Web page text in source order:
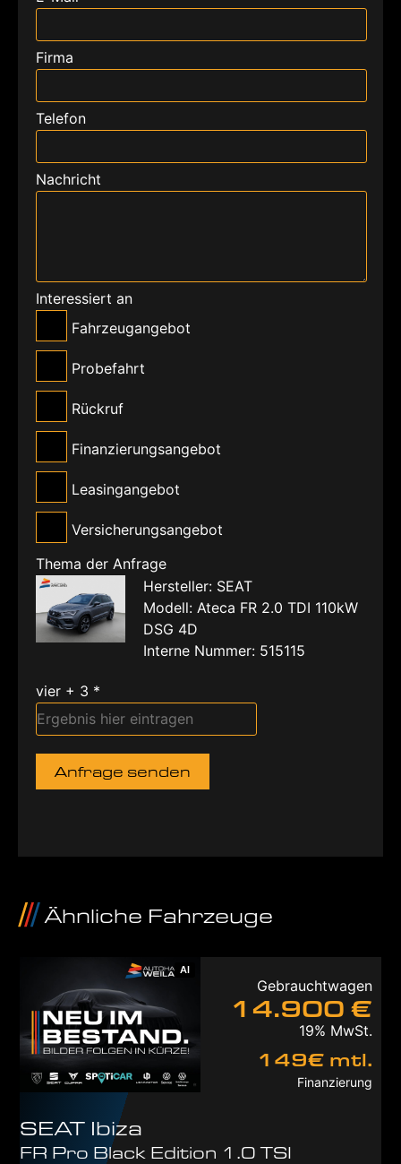
Firma
Telefon
Nachricht
Interessiert an
Fahrzeugangebot
Probefahrt
Rückruf
Finanzierungsangebot
Leasingangebot
Versicherungsangebot
Thema der Anfrage
Hersteller: SEAT
Modell: Ateca FR 2.0 TDI 110kW
DSG 4D
Interne Nummer: 515115
vier + 3 *
Anfrage senden
Ähnliche Fahrzeuge
AI
Gebrauchtwagen
14.900 €
19% MwSt.
149€ mtl.
Finanzierung
SEAT Ibiza
FR Pro Black Edition 1.0 TSI